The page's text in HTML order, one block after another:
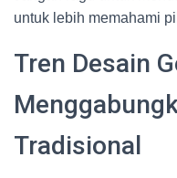
untuk lebih memahami
Tren Desain
Tradisional